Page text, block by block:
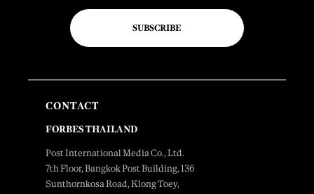
SUBSCRIBE
CONTACT
FORBES THAILAND
Post International Media Co., Ltd.
7th Floor, Bangkok Post Building, 136
Sunthornkosa Road, Klong Toey,